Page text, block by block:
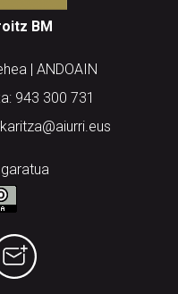
BM
| ANDOAIN
943 300 731